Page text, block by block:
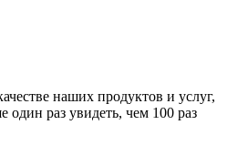
наших продуктов и услуг,
один раз увидеть, чем 100 раз